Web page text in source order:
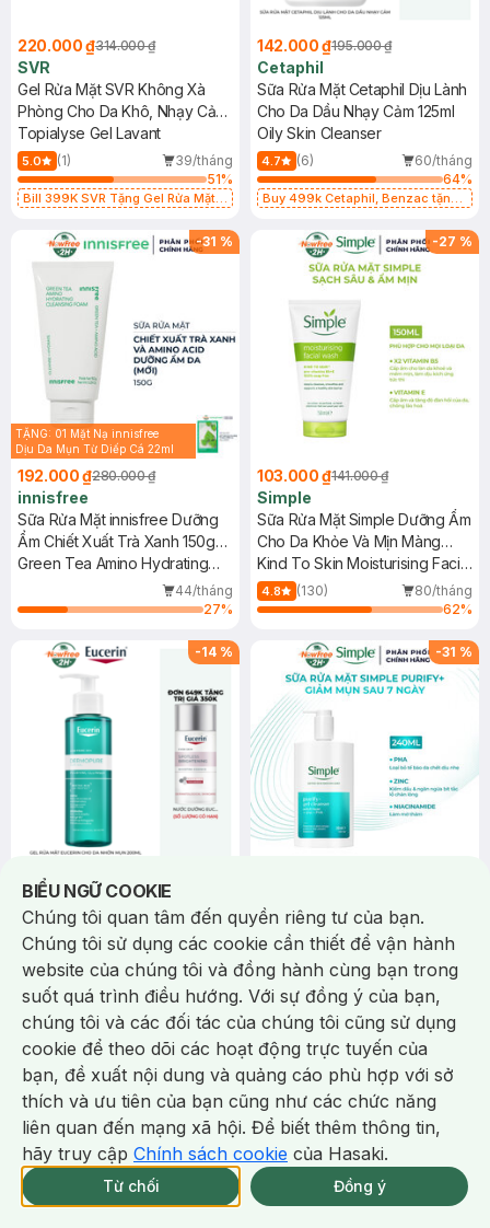
220.000 ₫314.000 ₫
SVR
Gel Rửa Mặt SVR Không Xà
Phòng Cho Da Khô, Nhạy Cảm
200ml
Topialyse Gel Lavant
5.0 (1)
39/tháng
51%
Bill 399K SVR Tặng Gel Rửa Mặt
(SL có hạn)
142.000 ₫195.000 ₫
Cetaphil
Sữa Rửa Mặt Cetaphil Dịu Lành
Cho Da Dầu Nhạy Cảm 125ml
Oily Skin Cleanser
4.7 (6)
60/tháng
64%
Buy 499k Cetaphil, Benzac tặng
-31 %
TẶNG: 01 Mặt Nạ innisfree
Dịu Da Mụn Từ Diếp Cá 22ml
192.000 ₫280.000 ₫
innisfree
Sữa Rửa Mặt innisfree Dưỡng
Ẩm Chiết Xuất Trà Xanh 150g
(Mới)
Green Tea Amino Hydrating
44/tháng
27%
-27 %
103.000 ₫141.000 ₫
Simple
Sữa Rửa Mặt Simple Dưỡng Ẩm
Cho Da Khỏe Và Mịn Màng
150ml
Kind To Skin Moisturising Facial
Wash
4.8 (130)
80/tháng
62%
-14 %
355.000 ₫412.000 ₫
Eucerin
Gel Rửa Mặt Eucerin Cho Da
Nhờn Mụn 200ml
Dermopure Clinical Purifying
Cleanser
5.0 (229)
23/tháng
64 %
Bill 649K Eucerin Tặng Nước
Dưỡng Sáng Da 30ml trị giá 350K
(SL có hạn)
-31 %
Simple
Sữa Rửa Mặt Simple Purify+
Giảm Mụn, Kiểm Soát Dầu
240ml
Purify+ Gel Cleanser
45/tháng
64
-35% -20
Giao Nhanh Miễn Phí 2H.
tại 339 Chi Nhánh (Trễ tặng 100K)
BIỂU NGỮ COOKIE
Notice about cookies usage
Chúng tôi quan tâm đến quyền riêng tư của bạn.
Chúng tôi sử dụng các cookie cần thiết để vận hành
website của chúng tôi và đồng hành cùng bạn trong
suốt quá trình điều hướng. Với sự đồng ý của bạn,
chúng tôi và các đối tác của chúng tôi cũng sử dụng
cookie để theo dõi các hoạt động trực tuyến của
bạn, đề xuất nội dung và quảng cáo phù hợp với sở
thích và ưu tiên của bạn cũng như các chức năng
liên quan đến mạng xã hội. Để biết thêm thông tin,
hãy truy cập Chính sách cookie của Hasaki.
Từ chối Đồng ý